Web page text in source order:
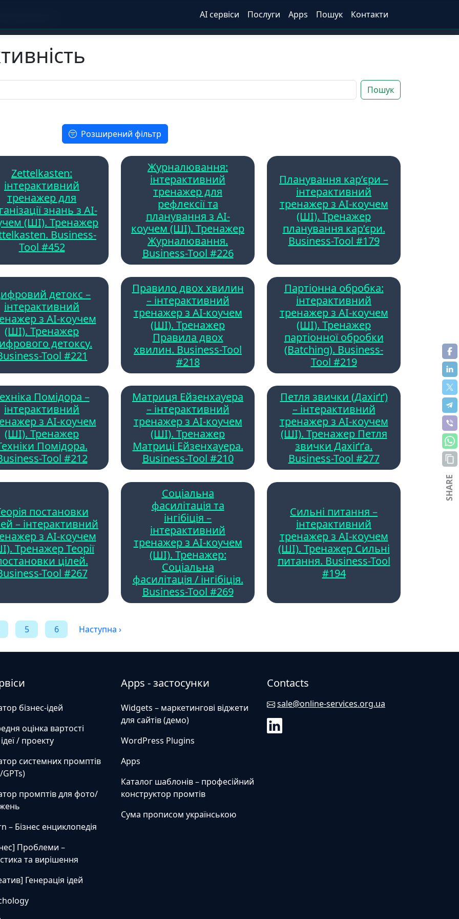
AI сервіси Послуги Apps Пошук Контакти
Пошук
Розширений фільтр
Zettelkasten:
інтерактивний
тренажер для
знань з AI-
(ШІ). Тренажер
Business-
Tool #452
Журналювання:
інтерактивний
тренажер для
рефлексії та
планування з AI-
коучем (ШІ). Тренажер
Журналювання.
Business-Tool #226
Планування кар’єри –
інтерактивний
тренажер з AI-коучем
(ШІ). Тренажер
планування кар’єри.
Business-Tool #179
детокс –
інтерактивний
з AI-коучем
(ШІ). Тренажер
детоксу.
Tool #221
Правило двох хвилин
– інтерактивний
тренажер з AI-коучем
(ШІ). Тренажер
Правила двох
хвилин. Business-Tool
#218
Партіонна обробка:
інтерактивний
тренажер з AI-коучем
(ШІ). Тренажер
партіонної обробки
(Batching). Business-
Tool #219
Помідора –
інтерактивний
з AI-коучем
(ШІ). Тренажер
Помідора.
Tool #212
Матриця Ейзенхауера
– інтерактивний
тренажер з AI-коучем
(ШІ). Тренажер
Матриці Ейзенхауера.
Business-Tool #210
Петля звички (Дахіґґ)
– інтерактивний
тренажер з AI-коучем
(ШІ). Тренажер Петля
звички Дахіґґа.
Business-Tool #277
постановки
– інтерактивний
з AI-коучем
Тренажер Теорії
цілей.
Tool #267
Соціальна
фасилітація та
інгібіція –
інтерактивний
тренажер з AI-коучем
(ШІ). Тренажер:
Соціальна
фасилітація / інгібіція.
Business-Tool #269
Сильні питання –
інтерактивний
тренажер з AI-коучем
(ШІ). Тренажер Сильні
питання. Business-Tool
#194
5 6 Наступна ›
бізнес-ідей
оцінка вартості
/ проекту
системних промптів
промптів для фото/
– Бізнес енциклопедія
Проблеми –
та вирішення
Генерація ідей
Apps - застосунки
Widgets – маркетингові віджети
для сайтів (демо)
WordPress Plugins
Apps
Каталог шаблонів – професійний
конструктор промтів
Сума прописом українською
Contacts
sale@online-services.org.ua
SHARE